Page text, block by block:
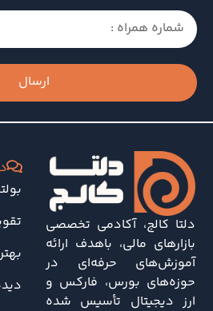
ارسال
دلتا کالج، آکادمی تخصصی
بازارهای مالی، باهدف ارائه
آموزش‌های حرفه‌ای در
حوزه‌های بورس، فارکس و
ارز دیجیتال تأسیس شده